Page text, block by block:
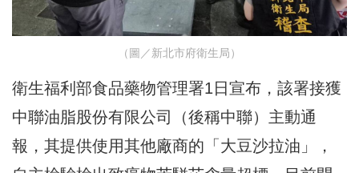
（圖／新北市府衛生局）
衛生福利部食品藥物管理署1日宣布，該署接獲
中聯油脂股份有限公司（後稱中聯）主動通
報，其提供使用其他廠商的「大豆沙拉油」，